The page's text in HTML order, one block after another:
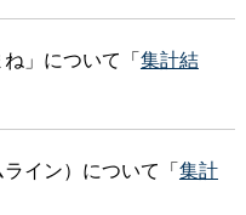
」について「集計結
イン）について「集計